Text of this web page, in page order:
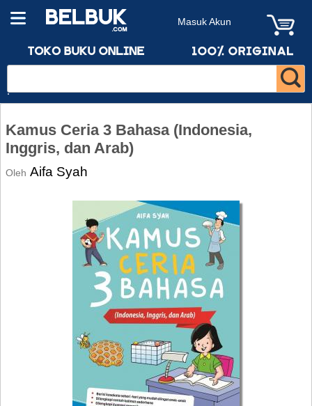
Masuk Akun
Kamus Ceria 3 Bahasa (Indonesia,
Inggris, dan Arab)
Oleh Aifa Syah